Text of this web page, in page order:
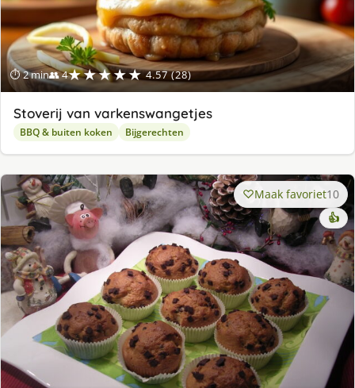
⏱ 2 min👥 4★★★★★ 4.57 (28)
Stoverij van varkenswangetjes
BBQ & buiten koken Bijgerechten
Maak favoriet10
👍